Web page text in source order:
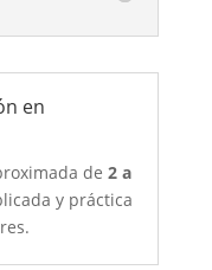
en
de 2 a
y práctica